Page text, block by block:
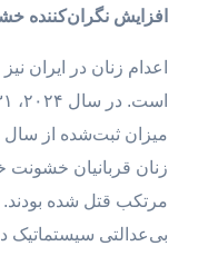
افزایش نگران‌کننده
اعدام زنان در ایران
زنان قربانیان خشونت
مرتکب قتل شده
بی‌عدالتی سیستماتیک